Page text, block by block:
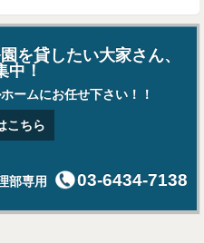
を貸したい大家さん、
中！
ームにお任せ下さい！！
こちら
部専用 03-6434-7138